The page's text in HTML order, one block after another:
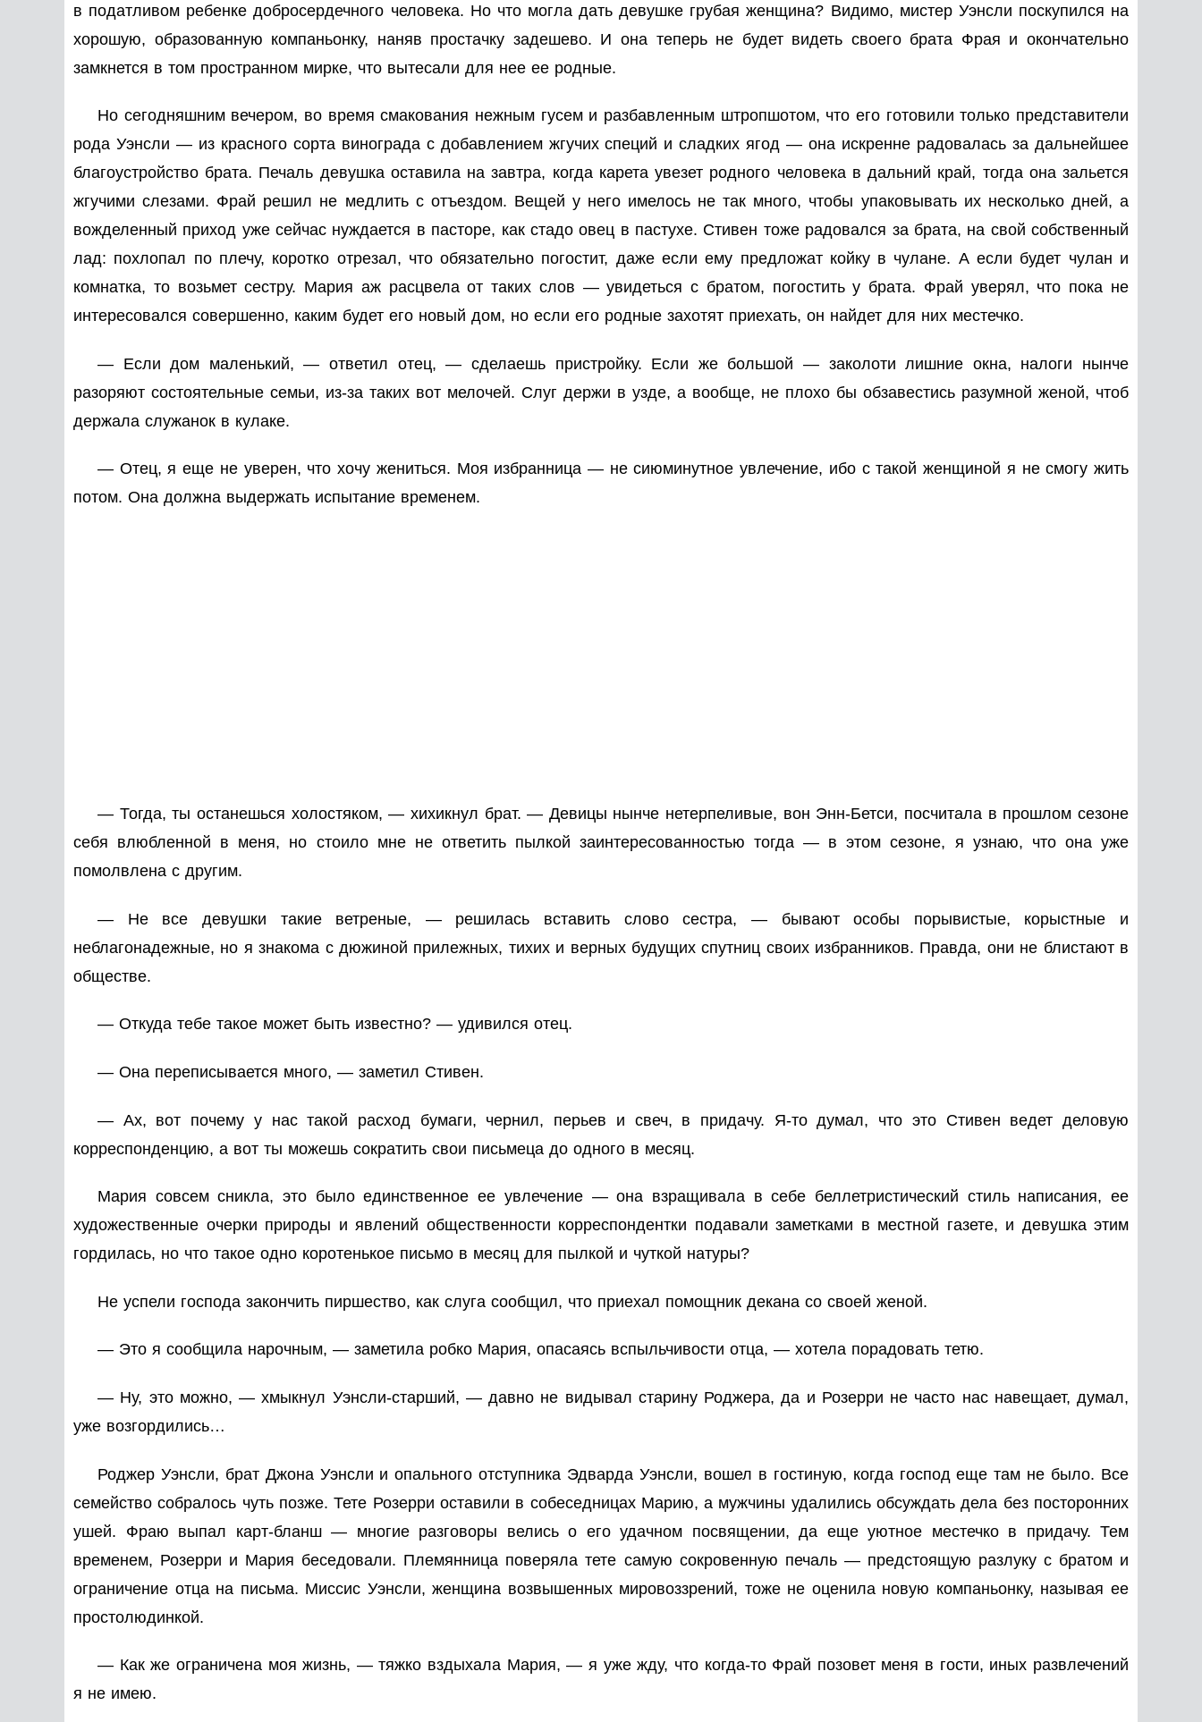
в податливом ребенке добросердечного человека. Но что могла дать девушке грубая женщина? Видимо, мистер Уэнсли поскупился на
хорошую, образованную компаньонку, наняв простачку задешево. И она теперь не будет видеть своего брата Фрая и окончательно
замкнется в том пространном мирке, что вытесали для нее ее родные.
Но сегодняшним вечером, во время смакования нежным гусем и разбавленным штропшотом, что его готовили только представители
рода Уэнсли — из красного сорта винограда с добавлением жгучих специй и сладких ягод — она искренне радовалась за дальнейшее
благоустройство брата. Печаль девушка оставила на завтра, когда карета увезет родного человека в дальний край, тогда она зальется
жгучими слезами. Фрай решил не медлить с отъездом. Вещей у него имелось не так много, чтобы упаковывать их несколько дней, а
вожделенный приход уже сейчас нуждается в пасторе, как стадо овец в пастухе. Стивен тоже радовался за брата, на свой собственный
лад: похлопал по плечу, коротко отрезал, что обязательно погостит, даже если ему предложат койку в чулане. А если будет чулан и
комнатка, то возьмет сестру. Мария аж расцвела от таких слов — увидеться с братом, погостить у брата. Фрай уверял, что пока не
интересовался совершенно, каким будет его новый дом, но если его родные захотят приехать, он найдет для них местечко.
— Если дом маленький, — ответил отец, — сделаешь пристройку. Если же большой — заколоти лишние окна, налоги нынче
разоряют состоятельные семьи, из-за таких вот мелочей. Слуг держи в узде, а вообще, не плохо бы обзавестись разумной женой, чтоб
держала служанок в кулаке.
— Отец, я еще не уверен, что хочу жениться. Моя избранница — не сиюминутное увлечение, ибо с такой женщиной я не смогу жить
потом. Она должна выдержать испытание временем.
— Тогда, ты останешься холостяком, — хихикнул брат. — Девицы нынче нетерпеливые, вон Энн-Бетси, посчитала в прошлом сезоне
себя влюбленной в меня, но стоило мне не ответить пылкой заинтересованностью тогда — в этом сезоне, я узнаю, что она уже
помолвлена с другим.
— Не все девушки такие ветреные, — решилась вставить слово сестра, — бывают особы порывистые, корыстные и
неблагонадежные, но я знакома с дюжиной прилежных, тихих и верных будущих спутниц своих избранников. Правда, они не блистают в
обществе.
— Откуда тебе такое может быть известно? — удивился отец.
— Она переписывается много, — заметил Стивен.
— Ах, вот почему у нас такой расход бумаги, чернил, перьев и свеч, в придачу. Я-то думал, что это Стивен ведет деловую
корреспонденцию, а вот ты можешь сократить свои письмеца до одного в месяц.
Мария совсем сникла, это было единственное ее увлечение — она взращивала в себе беллетристический стиль написания, ее
художественные очерки природы и явлений общественности корреспондентки подавали заметками в местной газете, и девушка этим
гордилась, но что такое одно коротенькое письмо в месяц для пылкой и чуткой натуры?
Не успели господа закончить пиршество, как слуга сообщил, что приехал помощник декана со своей женой.
— Это я сообщила нарочным, — заметила робко Мария, опасаясь вспыльчивости отца, — хотела порадовать тетю.
— Ну, это можно, — хмыкнул Уэнсли-старший, — давно не видывал старину Роджера, да и Розерри не часто нас навещает, думал,
уже возгордились…
Роджер Уэнсли, брат Джона Уэнсли и опального отступника Эдварда Уэнсли, вошел в гостиную, когда господ еще там не было. Все
семейство собралось чуть позже. Тете Розерри оставили в собеседницах Марию, а мужчины удалились обсуждать дела без посторонних
ушей. Фраю выпал карт-бланш — многие разговоры велись о его удачном посвящении, да еще уютное местечко в придачу. Тем
временем, Розерри и Мария беседовали. Племянница поверяла тете самую сокровенную печаль — предстоящую разлуку с братом и
ограничение отца на письма. Миссис Уэнсли, женщина возвышенных мировоззрений, тоже не оценила новую компаньонку, называя ее
простолюдинкой.
— Как же ограничена моя жизнь, — тяжко вздыхала Мария, — я уже жду, что когда-то Фрай позовет меня в гости, иных развлечений
я не имею.